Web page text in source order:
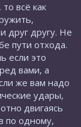
всё как
друг другу. Не
пути отхода.
если это
вами, а
же вам надо
удары,
двигаясь
по одному,